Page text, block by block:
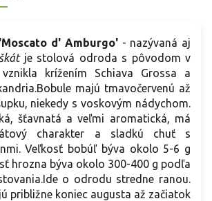
d' Amburgo'- nazývaná aj
je stolová odroda s pôvodom v
krížením Schiava Grossa a
majú tmavočervenú až
niekedy s voskovým nádychom.
šťavnatá a veľmi aromatická, má
charakter a sladkú chuť s
Veľkosť bobúľ býva okolo 5-6 g
hrozna býva okolo 300-400 g podľa
o odrodu stredne ranou.
približne koniec augusta až začiatok